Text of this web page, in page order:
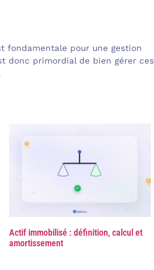
fondamentale pour une gestion
donc primordial de bien gérer ces
Actif immobilisé : définition, calcul et
amortissement